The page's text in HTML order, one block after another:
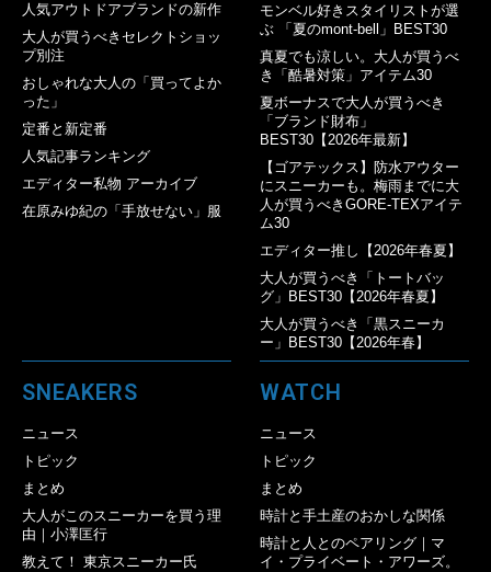
人気アウトドアブランドの新作
大人が買うべきセレクトショッ
プ別注
おしゃれな大人の「買ってよか
った」
定番と新定番
人気記事ランキング
エディター私物 アーカイブ
在原みゆ紀の「手放せない」服
モンベル好きスタイリストが選
ぶ 「夏のmont-bell」BEST30
真夏でも涼しい。大人が買うべ
き「酷暑対策」アイテム30
夏ボーナスで大人が買うべき
「ブランド財布」
BEST30【2026年最新】
【ゴアテックス】防水アウター
にスニーカーも。梅雨までに大
人が買うべきGORE-TEXアイテ
ム30
エディター推し【2026年春夏】
大人が買うべき「トートバッ
グ」BEST30【2026年春夏】
大人が買うべき「黒スニーカ
ー」BEST30【2026年春】
SNEAKERS
ニュース
トピック
まとめ
大人がこのスニーカーを買う理
由｜小澤匡行
教えて！ 東京スニーカー氏
WATCH
ニュース
トピック
まとめ
時計と手土産のおかしな関係
時計と人とのペアリング｜マ
イ・プライベート・アワーズ。